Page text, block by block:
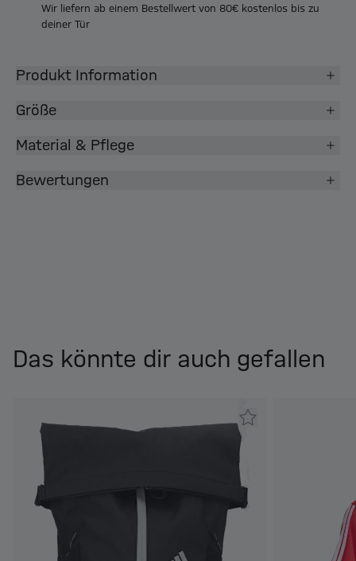
Wir liefern ab einem Bestellwert von 80€ kostenlos bis zu
deiner Tür
Produkt Information
Größe
Material & Pflege
Bewertungen
Das könnte dir auch gefallen